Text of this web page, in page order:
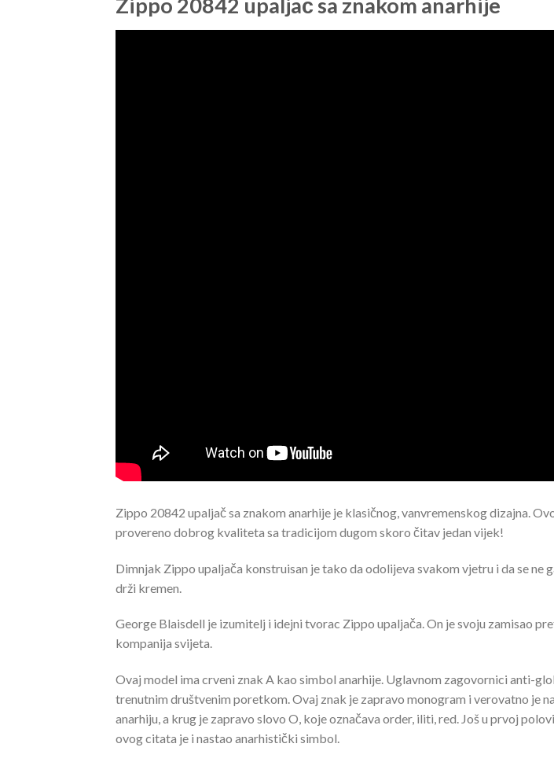
Zippo 20842 upaljač sa znakom anarhije
Zippo 20842 upaljač sa znakom anarhije je klasičnog, vanvremenskog dizajna.
provereno dobrog kvaliteta sa tradicijom dugom skoro čitav jedan vijek!
Dimnjak Zippo upaljača konstruisan je tako da odolijeva svakom vjetru i da se ne
drži kremen.
George Blaisdell je izumitelj i idejni tvorac Zippo upaljača. On je svoju zamisao
kompanija svijeta.
Ovaj model ima crveni znak A kao simbol anarhije. Uglavnom zagovornici anti-
trenutnim društvenim poretkom. Ovaj znak je zapravo monogram i verovatno je
anarhiju, a krug je zapravo slovo O, koje označava order, iliti, red. Još u prvoj
ovog citata je i nastao anarhistički simbol.